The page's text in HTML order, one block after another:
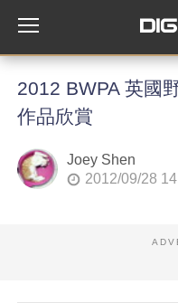
2012 BWPA 英國
作品欣賞
Joey Shen
2012/09/28